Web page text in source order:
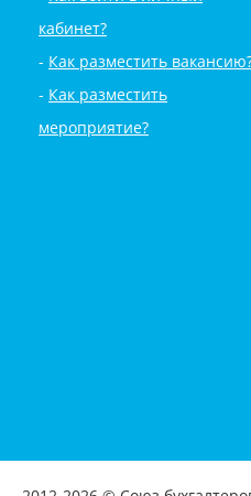
кабинет?
Как разместить
Как разместить
мероприятие?